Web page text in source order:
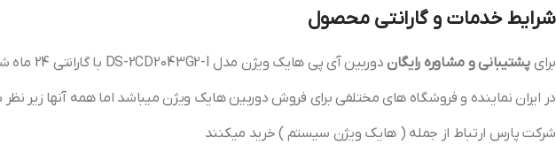
شرایط خدمات و گارانتی محصول
برایپشتیبانی و مشاوره رایگان دوربین آی پی هایک ویژن مدل DS-2CD2043G2-I با گارانتی 24 ماه شرکت پارس ارتباط افزار میتوانید با
در ایران نماینده و فروشگاه های مختلفی برای فروش دوربین هایک ویژن میباشد اما همه آنها زیر
شرکت پارس ارتباط از جمله ( هایک ویژن سیستم ) خرید میکنند